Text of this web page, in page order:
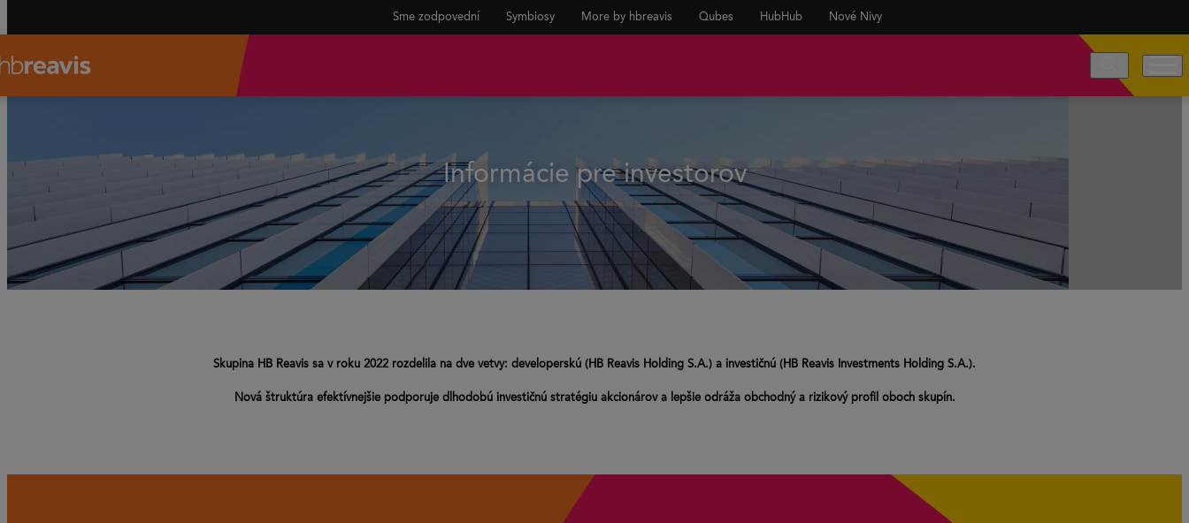
Sme zodpovední Symbiosy More by hbreavis Qubes HubHub Nové Nivy
Informácie pre investorov
Skupina HB Reavis sa v roku 2022 rozdelila na dve vetvy: developerskú (HB Reavis Holding S.A.) a investičnú (HB Reavis Investments Holding S.A.).
Nová štruktúra efektívnejšie podporuje dlhodobú investičnú stratégiu akcionárov a lepšie odráža obchodný a rizikový profil oboch skupín.